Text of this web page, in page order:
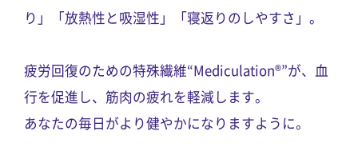
り」「放熱性と吸湿性」「寝返りのしやすさ」。
疲労回復のための特殊繊維“Mediculation®”が、血
行を促進し、筋肉の疲れを軽減します。
あなたの毎日がより健やかになりますように。
（株）ジャックスのお申込み画面にて、
お手続きください。
（株）ジャックスのお申込み画面にて、
お手続きください。